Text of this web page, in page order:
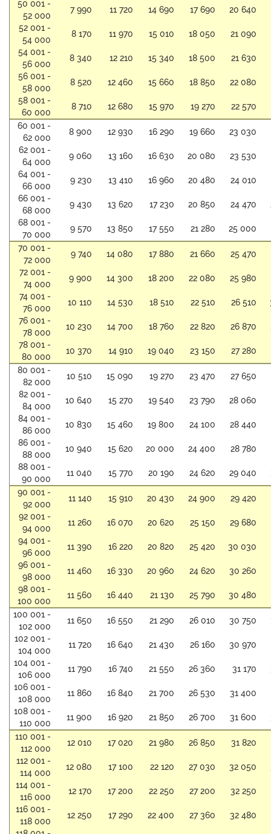
50 001 -
52 000
7 990 11 720 14 690 17 690
20 640
52 001 -
54 000
8 170 11 970 15 010 18 050
21 090
54 001 -
56 000
8 340 12 210 15 340 18 500
21 630
56 001 -
58 000
8 520 12 460 15 660 18 850
22 080
58 001 -
60 000
8 710 12 680 15 970 19 270
22 570
60 001 -
62 000
8 900 12 930 16 290 19 660
23 030
62 001 -
64 000
9 060 13 160 16 630 20 080
23 530
64 001 -
66 000
9 230 13 410 16 960 20 480
24 010
66 001 -
68 000
9 430 13 620 17 230 20 850 24 470
68 001 -
70 000
9 570 13 850 17 550 21 280
25 000
70 001 -
72 000
9 740 14 080 17 880 21 660
25 470
72 001 -
74 000
9 900 14 300 18 200 22 080
25 980
74 001 -
76 000
10 110 14 530 18 510 22 510 26 510
76 001 -
78 000
10 230 14 700 18 760 22 820 26 870
78 001 -
80 000
10 370 14 910 19 040 23 150
27 280
80 001 -
82 000
10 510 15 090 19 270 23 470
27 650
82 001 -
84 000
10 640 15 270 19 540 23 790
28 060
84 001 -
86 000
10 830 15 460 19 800 24 100
28 440
86 001 -
88 000
10 940 15 620 20 000 24 400
28 780
88 001 -
90 000
11 040 15 770 20 190 24 620 29 040
90 001 -
92 000
11 140 15 910 20 430 24 900
29 420
92 001 -
94 000
11 260 16 070 20 620 25 150
29 680
94 001 -
96 000
11 390 16 220 20 820 25 420
30 030
96 001 -
98 000
11 460 16 330 20 960 24 620
30 260
98 001 -
100 000
11 560 16 440 21 130 25 790
30 480
100 001 -
102 000
11 650 16 550 21 290 26 010 30 750
102 001 -
104 000
11 720 16 640 21 430 26 160
30 970
104 001 -
106 000
11 790 16 740 21 550 26 360 31 170
106 001 -
108 000
11 860 16 840 21 700 26 530
31 400
108 001 -
110 000
11 900 16 920 21 850 26 700 31 600
110 001 -
112 000
12 010 17 020 21 980 26 850
31 820
112 001 -
114 000
12 080 17 100 22 120 27 030 32 050
114 001 -
116 000
12 170 17 200 22 250 27 200
32 250
116 001 -
118 000
12 250 17 290 22 400 27 360
32 480